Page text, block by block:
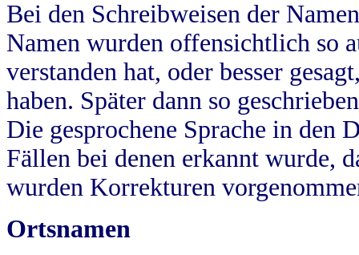
Bei den Schreibweisen der
Namen wurden offensichtlich so
verstanden hat, oder besser
haben. Später dann so
Die gesprochene Sprache in
Fällen bei denen erkannt wurde,
wurden Korrekturen
Ortsnamen